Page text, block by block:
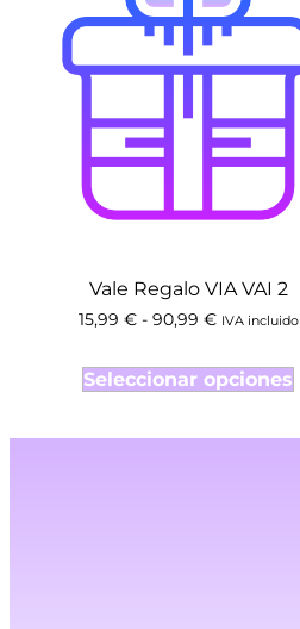
Vale Regalo VIA VAI 2
15,99 € - 90,99 € IVA incluido
Seleccionar opciones